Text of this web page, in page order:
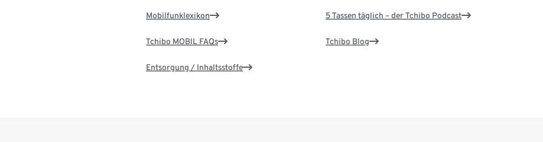
Mobilfunklexikon
Tchibo MOBIL FAQs
Entsorgung / Inhaltsstoffe
5 Tassen täglich – der Tchibo Podcast
Tchibo Blog